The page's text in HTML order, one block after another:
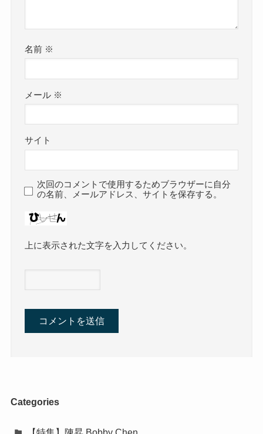
名前 ※
メール ※
サイト
次回のコメントで使用するためブラウザーに自分
の名前、メールアドレス、サイトを保存する。
上に表示された文字を入力してください。
Categories